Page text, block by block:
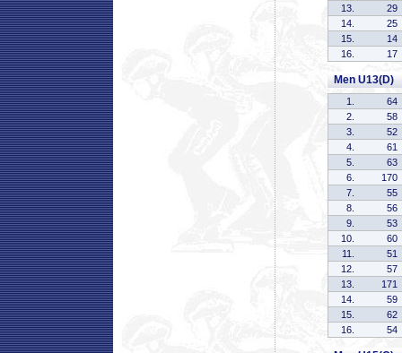
13.
29
14.
25
15.
14
16.
17
Men U13(D)
1.
64
2.
58
3.
52
4.
61
5.
63
6.
170
7.
55
8.
56
9.
53
10.
60
11.
51
12.
57
13.
171
14.
59
15.
62
16.
54